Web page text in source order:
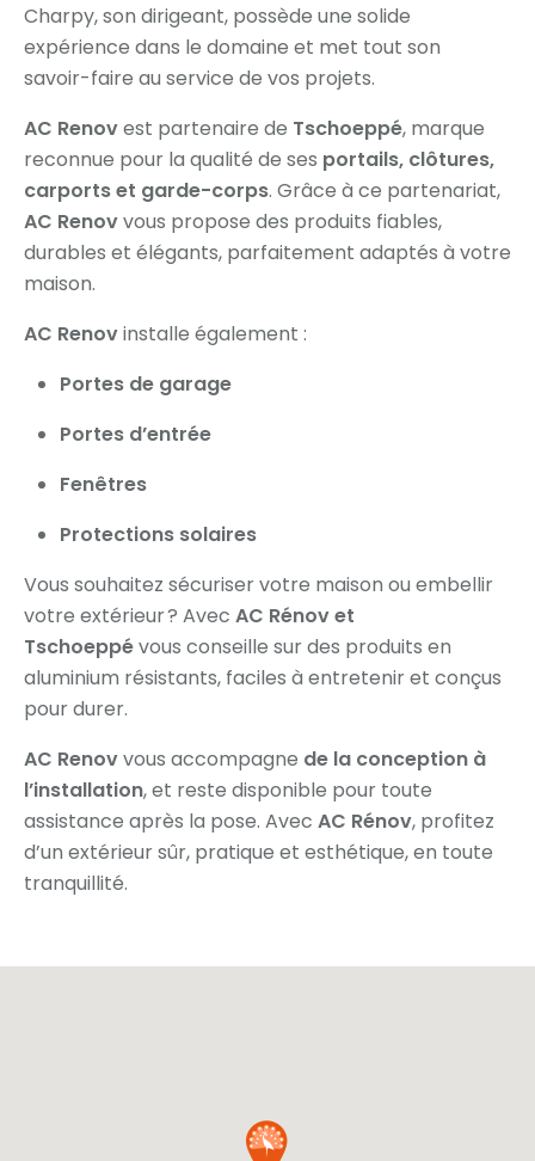
Charpy, son dirigeant, possède une solide
expérience dans le domaine et met tout son
savoir-faire au service de vos projets.
AC Renovest partenaire de Tschoeppé, marque
reconnue pour la qualité de ses portails, clôtures,
carports et garde-corps. Grâce à ce partenariat,
AC Renovvous propose des produits fiables,
durables et élégants, parfaitement adaptés à votre
maison.
AC Renovinstalle également :
Portes de garage
Portes d’entrée
Fenêtres
Protections solaires
Vous souhaitez sécuriser votre maison ou embellir
votre extérieur ? Avec AC Rénov et
Tschoeppévous conseille sur des produits en
aluminium résistants, faciles à entretenir et conçus
pour durer.
AC Renovvous accompagne de la conception à
l’installation, et reste disponible pour toute
assistance après la pose. Avec AC Rénov, profitez
d’un extérieur sûr, pratique et esthétique, en toute
tranquillité.